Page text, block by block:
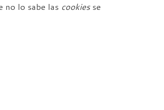
no lo sabe las cookiesse